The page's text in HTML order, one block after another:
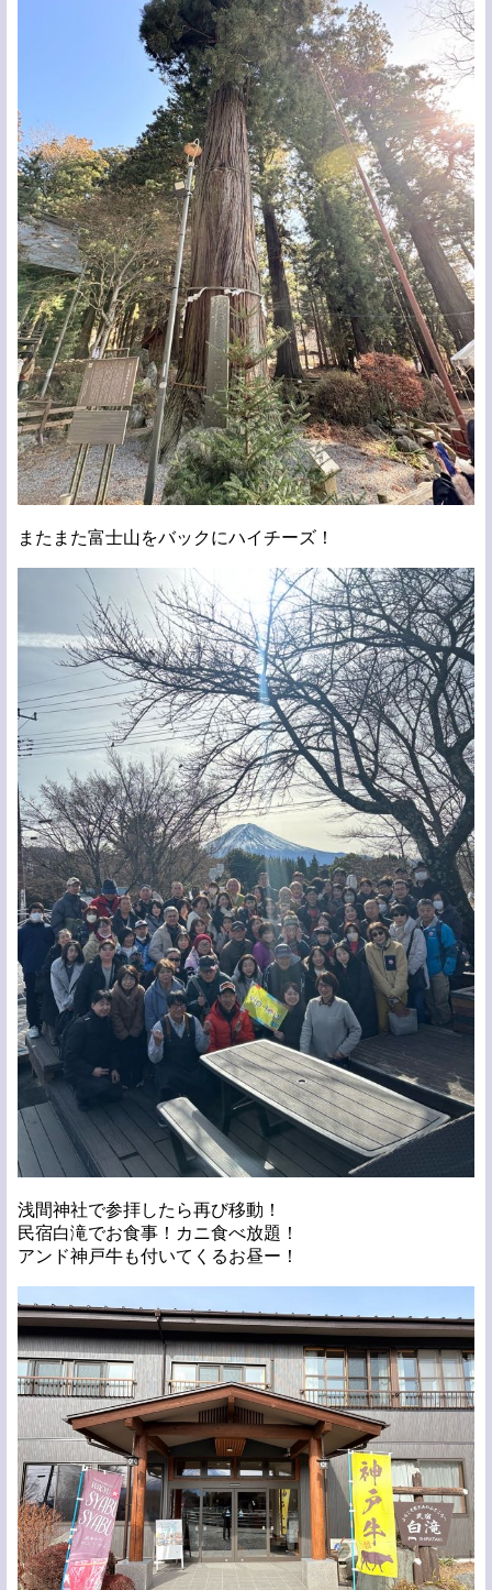
またまた富士山をバックにハイチーズ！
浅間神社で参拝したら再び移動！
民宿白滝でお食事！カニ食べ放題！
アンド神戸牛も付いてくるお昼ー！